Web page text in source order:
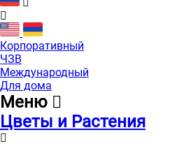
Корпоративный
ЧЗВ
Международный
Для дома
Меню
Цветы и Растения